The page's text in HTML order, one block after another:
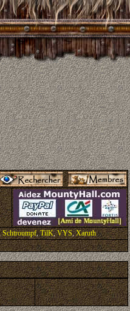
Schtroumpf,TilK,VYS,Xaruth